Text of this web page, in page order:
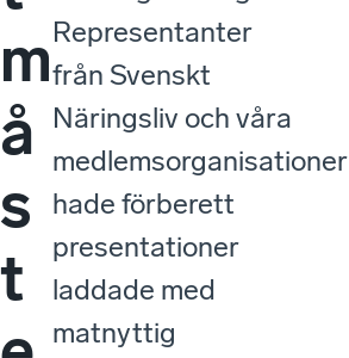
m
å
s
t
Representanter
från Svenskt
Näringsliv och våra
medlemsorganisationer
hade förberett
presentationer
laddade med
matnyttig